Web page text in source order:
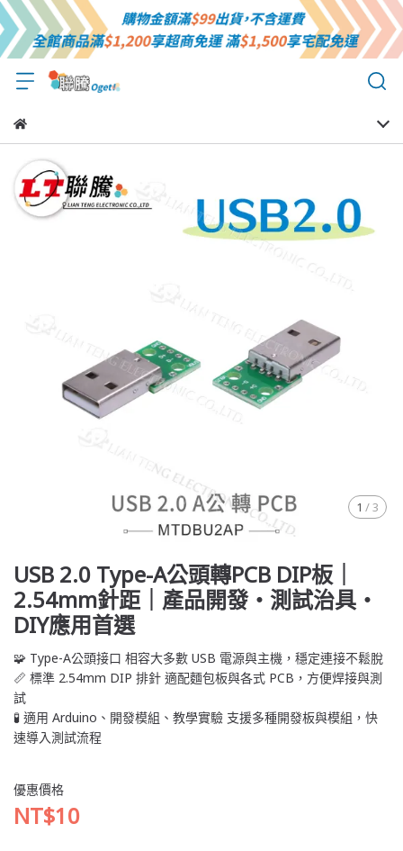
1 /3
USB 2.0 Type-A公頭轉PCB DIP板｜
2.54mm針距｜產品開發・測試治具・
DIY應用首選
🧩 Type-A公頭接口 相容大多數 USB 電源與主機，穩定連接不鬆脫
📏 標準 2.54mm DIP 排針 適配麵包板與各式 PCB，方便焊接與測
試
🧪 適用 Arduino、開發模組、教學實驗 支援多種開發板與模組，快
速導入測試流程
優惠價格
NT$10